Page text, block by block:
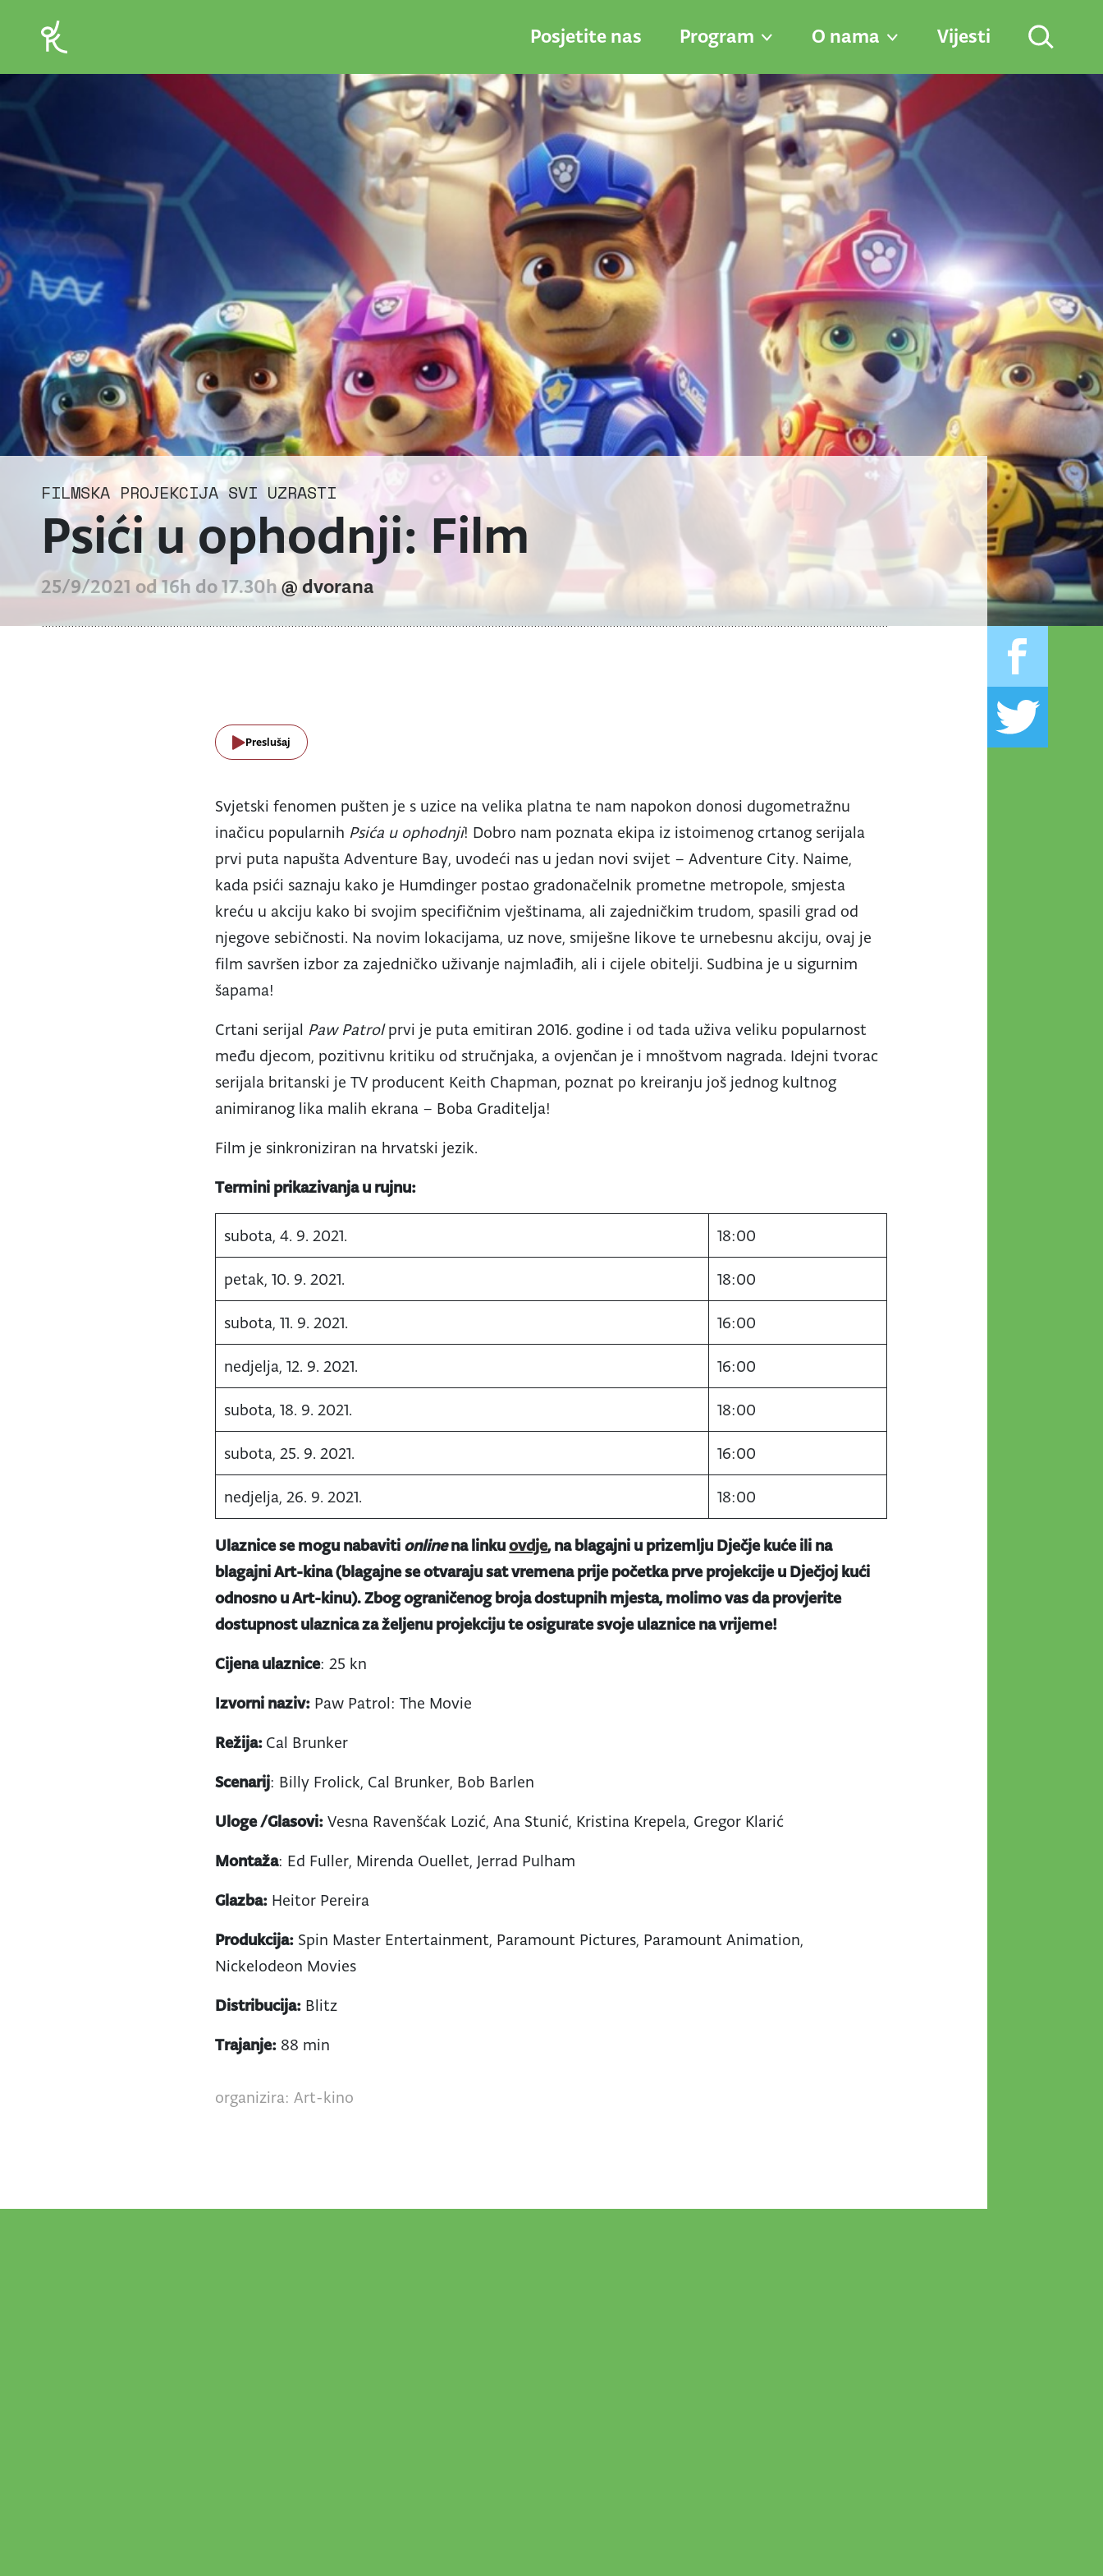
Posjetite nas Program O nama Vijesti
FILMSKA PROJEKCIJA SVI UZRASTI
Psići u ophodnji: Film
25/9/2021 od 16h do 17.30h@ dvorana
Preslušaj
Svjetski fenomen pušten je s uzice na velika platna te nam napokon donosi dugometražnu
inačicu popularnih Psića u ophodnji! Dobro nam poznata ekipa iz istoimenog crtanog serijala
prvi puta napušta Adventure Bay, uvodeći nas u jedan novi svijet – Adventure City. Naime,
kada psići saznaju kako je Humdinger postao gradonačelnik prometne metropole, smjesta
kreću u akciju kako bi svojim specifičnim vještinama, ali zajedničkim trudom, spasili grad od
njegove sebičnosti. Na novim lokacijama, uz nove, smiješne likove te urnebesnu akciju, ovaj je
film savršen izbor za zajedničko uživanje najmlađih, ali i cijele obitelji. Sudbina je u sigurnim
šapama!
Crtani serijal Paw Patrolprvi je puta emitiran 2016. godine i od tada uživa veliku popularnost
među djecom, pozitivnu kritiku od stručnjaka, a ovjenčan je i mnoštvom nagrada. Idejni tvorac
serijala britanski je TV producent Keith Chapman, poznat po kreiranju još jednog kultnog
animiranog lika malih ekrana – Boba Graditelja!
Film je sinkroniziran na hrvatski jezik.
Termini prikazivanja u rujnu:
subota, 4. 9. 2021. 18:00
petak, 10. 9. 2021. 18:00
subota, 11. 9. 2021. 16:00
nedjelja, 12. 9. 2021. 16:00
subota, 18. 9. 2021. 18:00
subota, 25. 9. 2021. 16:00
nedjelja, 26. 9. 2021. 18:00
Ulaznice se mogu nabaviti onlinena linkuovdje, na blagajni u prizemlju Dječje kuće ili na
blagajni Art-kina (blagajne se otvaraju sat vremena prije početka prve projekcije u Dječjoj kući
odnosno u Art-kinu). Zbog ograničenog broja dostupnih mjesta, molimo vas da provjerite
dostupnost ulaznica za željenu projekciju te osigurate svoje ulaznice na vrijeme!
Cijena ulaznice: 25 kn
Izvorni naziv: Paw Patrol: The Movie
Režija: Cal Brunker
Scenarij: Billy Frolick, Cal Brunker, Bob Barlen
Uloge /Glasovi: Vesna Ravenšćak Lozić, Ana Stunić, Kristina Krepela, Gregor Klarić
Montaža: Ed Fuller, Mirenda Ouellet, Jerrad Pulham
Glazba: Heitor Pereira
Produkcija: Spin Master Entertainment, Paramount Pictures, Paramount Animation,
Nickelodeon Movies
Distribucija: Blitz
Trajanje: 88 min
organizira: Art-kino